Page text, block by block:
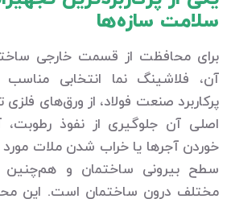
سلامت سازه‌ها
برای محافظت از قسمت خارجی
آن، فلاشینگ نما انتخابی
پرکاربرد صنعت فولاد، از ورق‌های
اصلی آن جلوگیری از نفوذ رطوبت،
خوردن آجرها یا خراب شدن ملات مورد
سطح بیرونی ساختمان و
مختلف درون ساختمان است. این